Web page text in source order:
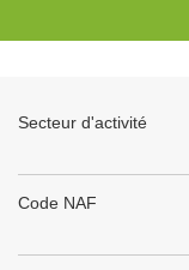
Secteur d'activité
Code NAF